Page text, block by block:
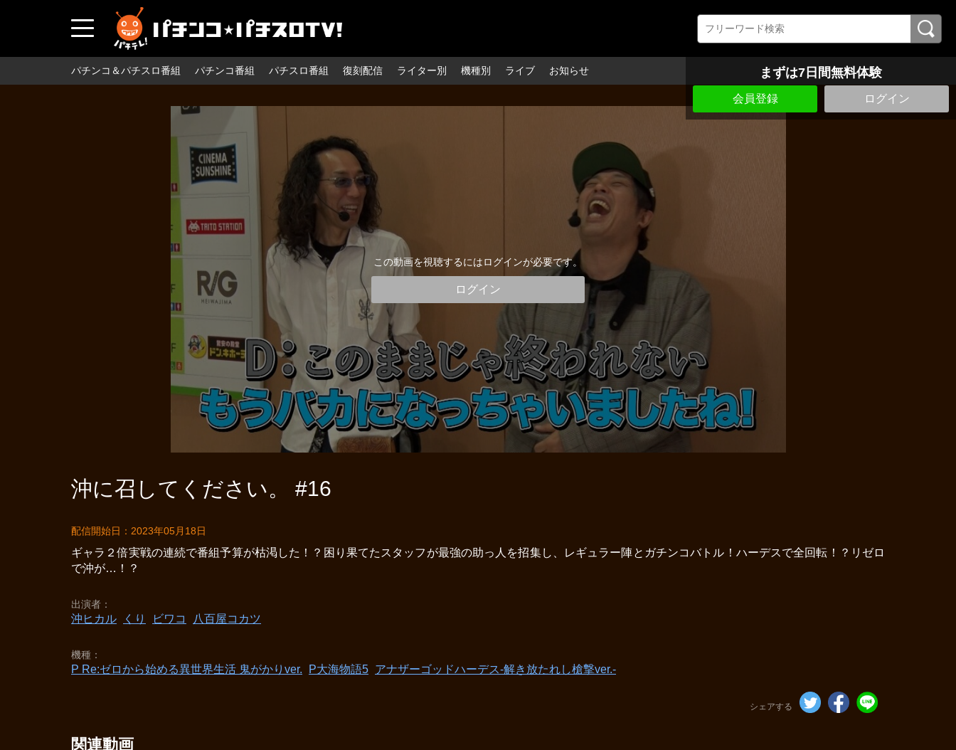
パチンコ＆パチスロ番組 パチンコ番組 パチスロ番組 復刻配信 ライター別 機種別 ライブ お知らせ まずは7日間無料体験
会員登録 ログイン
この動画を視聴するにはログインが必要です。
ログイン
沖に召してください。 #16
配信開始日：2023年05月18日
ギャラ２倍実戦の連続で番組予算が枯渇した！？困り果てたスタッフが最強の助っ人を招集し、レギュラー陣とガチンコバトル！ハーデスで全回転！？リゼロ
で沖が…！？
出演者
沖ヒカル くり ビワコ 八百屋コカツ
機種
P Re:ゼロから始める異世界生活 鬼がかりver. P大海物語5 アナザーゴッドハーデス‐解き放たれし槍撃ver.‐
シェアする
関連動画